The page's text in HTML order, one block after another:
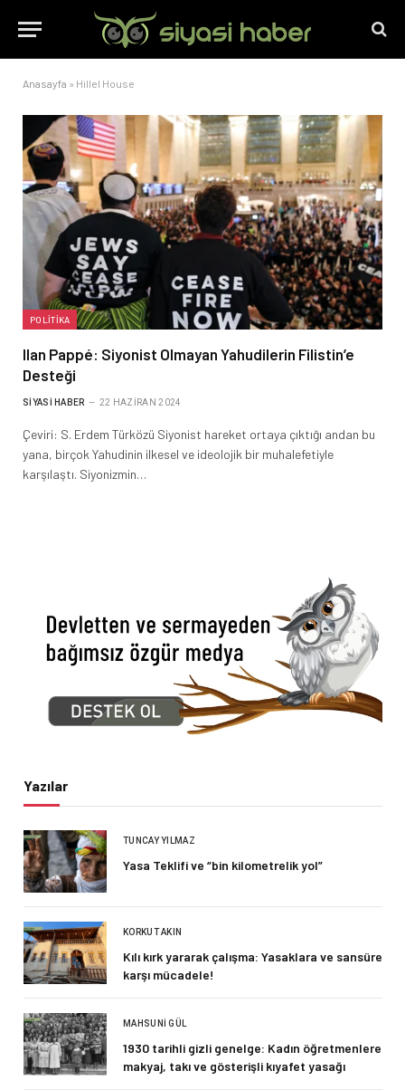
Anasayfa » Hillel House
POLITIKA
Ilan Pappé: Siyonist Olmayan Yahudilerin Filistin’e
Desteği
SIYASI HABER 22 HAZIRAN 2024
Çeviri: S. Erdem Türközü Siyonist hareket ortaya çıktığı andan bu
yana, birçok Yahudinin ilkesel ve ideolojik bir muhalefetiyle
karşılaştı. Siyonizmin…
Yazılar
TUNCAY YILMAZ
Yasa Teklifi ve “bin kilometrelik yol”
KORKUT AKIN
Kılı kırk yararak çalışma: Yasaklara ve sansüre
karşı mücadele!
MAHSUNI GÜL
1930 tarihli gizli genelge: Kadın öğretmenlere
makyaj, takı ve gösterişli kıyafet yasağı